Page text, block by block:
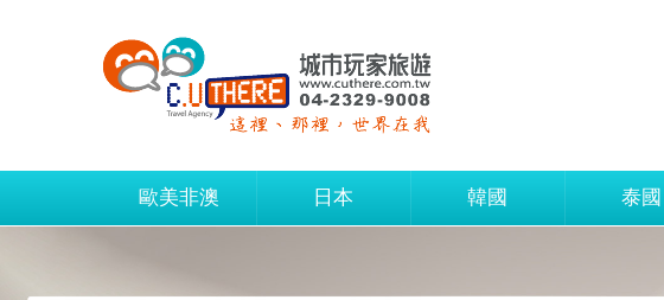
歐美非澳 日本 韓國 泰國